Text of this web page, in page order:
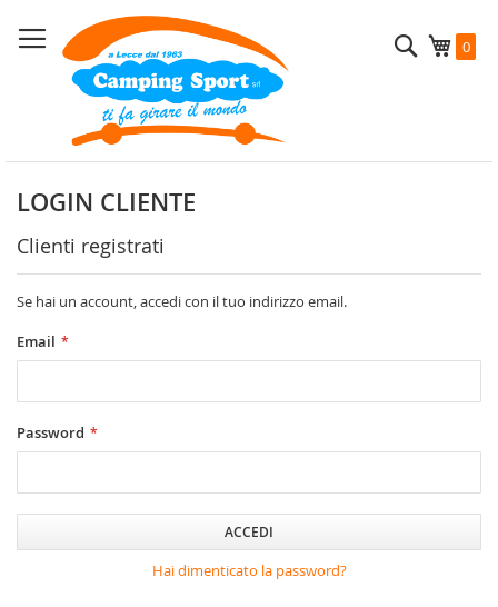
al
contenuto
0
Cerca
LOGIN CLIENTE
Clienti registrati
Se hai un account, accedi con il tuo indirizzo email.
Email
Password
ACCEDI
Hai dimenticato la password?